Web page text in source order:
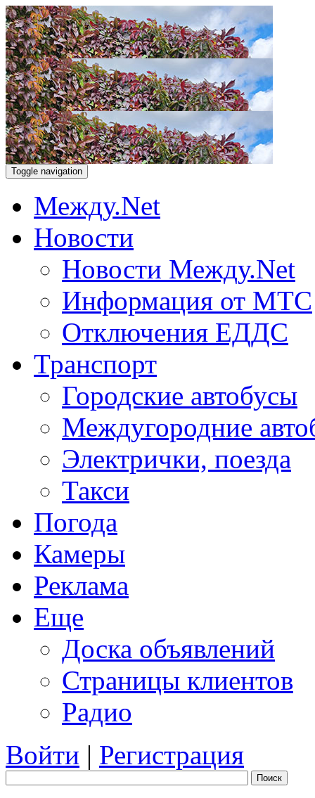
Toggle navigation
Между.Net
Новости
Новости Между.Net
Информация от МТС
Отключения ЕДДС
Транспорт
Городские автобусы
Междугородние
Электрички, поезда
Такси
Погода
Камеры
Реклама
Еще
Доска объявлений
Страницы клиентов
Радио
Войти | Регистрация
Поиск